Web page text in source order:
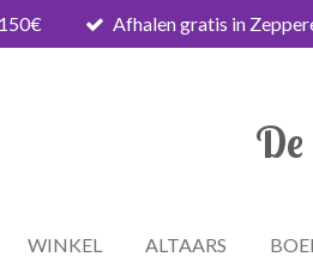
Afhalen gratis in
WINKEL ALTAARS